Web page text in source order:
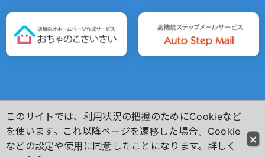
Copyright(C)Ochanoko-Net Inc. All Rights Reserved.
このサイトでは、利用状況の把握のためにCookieなど
を使います。これ以降ページを遷移した場合、Cookie
などの設定や使用に同意したことになります。詳しく